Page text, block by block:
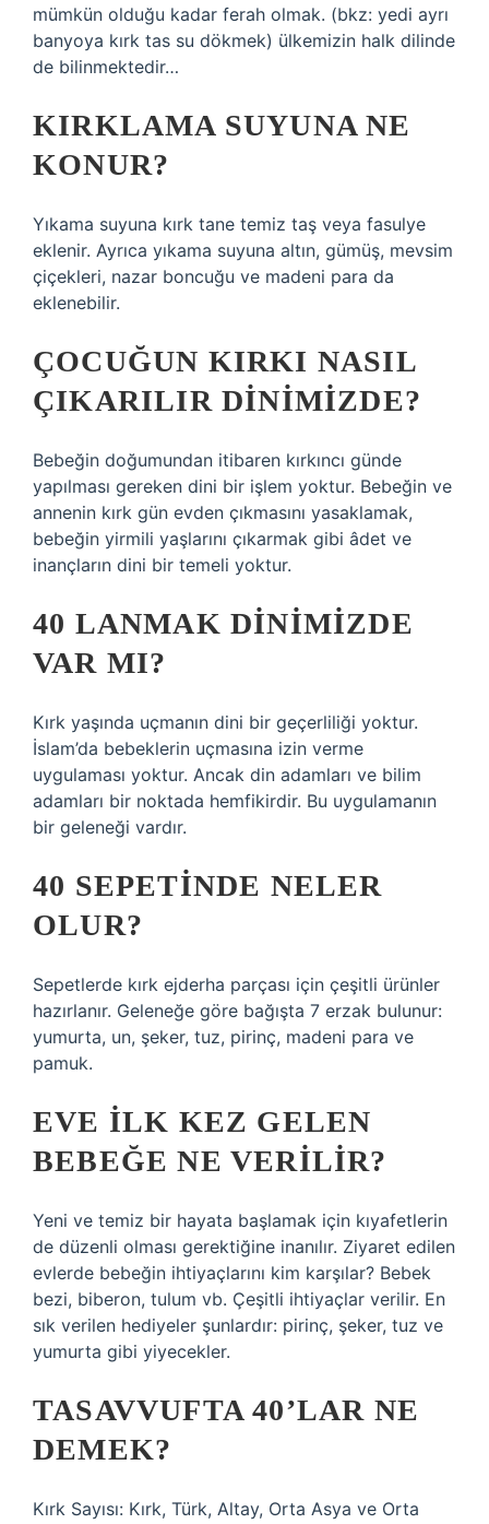
mümkün olduğu kadar ferah olmak. (bkz: yedi ayrı
banyoya kırk tas su dökmek) ülkemizin halk dilinde
de bilinmektedir…
KIRKLAMA SUYUNA NE
KONUR?
Yıkama suyuna kırk tane temiz taş veya fasulye
eklenir. Ayrıca yıkama suyuna altın, gümüş, mevsim
çiçekleri, nazar boncuğu ve madeni para da
eklenebilir.
ÇOCUĞUN KIRKI NASIL
ÇIKARILIR DINIMIZDE?
Bebeğin doğumundan itibaren kırkıncı günde
yapılması gereken dini bir işlem yoktur. Bebeğin ve
annenin kırk gün evden çıkmasını yasaklamak,
bebeğin yirmili yaşlarını çıkarmak gibi âdet ve
inançların dini bir temeli yoktur.
40 LANMAK DINIMIZDE
VAR MI?
Kırk yaşında uçmanın dini bir geçerliliği yoktur.
İslam’da bebeklerin uçmasına izin verme
uygulaması yoktur. Ancak din adamları ve bilim
adamları bir noktada hemfikirdir. Bu uygulamanın
bir geleneği vardır.
40 SEPETINDE NELER
OLUR?
Sepetlerde kırk ejderha parçası için çeşitli ürünler
hazırlanır. Geleneğe göre bağışta 7 erzak bulunur:
yumurta, un, şeker, tuz, pirinç, madeni para ve
pamuk.
EVE ILK KEZ GELEN
BEBEĞE NE VERILIR?
Yeni ve temiz bir hayata başlamak için kıyafetlerin
de düzenli olması gerektiğine inanılır. Ziyaret edilen
evlerde bebeğin ihtiyaçlarını kim karşılar? Bebek
bezi, biberon, tulum vb. Çeşitli ihtiyaçlar verilir. En
sık verilen hediyeler şunlardır: pirinç, şeker, tuz ve
yumurta gibi yiyecekler.
TASAVVUFTA 40’LAR NE
DEMEK?
Kırk Sayısı: Kırk, Türk, Altay, Orta Asya ve Orta